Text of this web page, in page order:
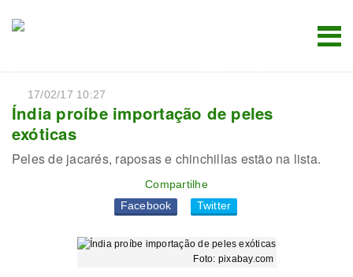
17/02/17 10:27
Índia proíbe importação de peles
exóticas
Peles de jacarés, raposas e chinchillas estão na lista.
Compartilhe
Facebook Twitter
Foto: pixabay.com